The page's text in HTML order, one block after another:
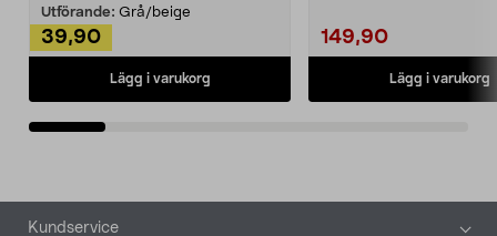
Utförande: Grå/beige
39,90
Lägg i varukorg
149,90
Lägg i varukorg
Sidfot
Kundservice